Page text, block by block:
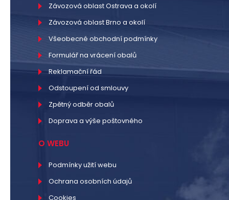
Závozová oblast Ostrava a okolí
Závozová oblast Brno a okolí
Všeobecné obchodní podmínky
Formulář na vrácení obalů
Reklamační řád
Odstoupení od smlouvy
Zpětný odběr obalů
Doprava a výše poštovného
O WEBU
Podmínky užití webu
Ochrana osobních údajů
Cookies